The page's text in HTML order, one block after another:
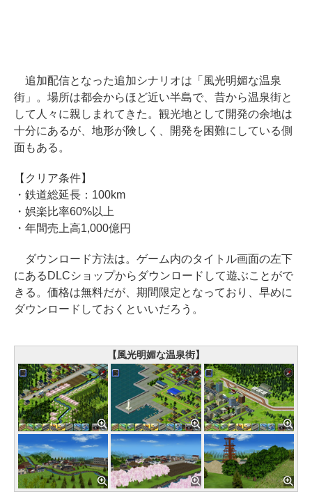
追加配信となった追加シナリオは「風光明媚な温泉
街」。場所は都会からほど近い半島で、昔から温泉街と
して人々に親しまれてきた。観光地として開発の余地は
十分にあるが、地形が険しく、開発を困難にしている側
面もある。
【クリア条件】
・鉄道総延長：100km
・娯楽比率60%以上
・年間売上高1,000億円
ダウンロード方法は。ゲーム内のタイトル画面の左下
にあるDLCショップからダウンロードして遊ぶことがで
きる。価格は無料だが、期間限定となっており、早めに
ダウンロードしておくといいだろう。
【風光明媚な温泉街】